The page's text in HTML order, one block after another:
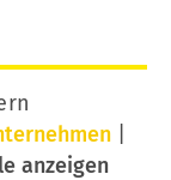
|
anzeigen